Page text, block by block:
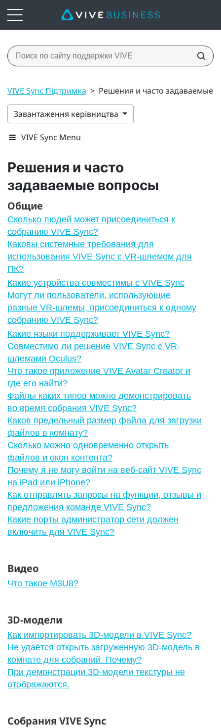
VIVE Sync Підтримка > Решения и часто задаваемые
Завантаження керівництва
VIVE Sync Menu
Решения и часто
задаваемые вопросы
Общие
Сколько людей может присоединиться к
собранию VIVE Sync?
Каковы системные требования для
использования VIVE Sync с VR-шлемом для
ПК?
Какие устройства совместимы с VIVE Sync
Могут ли пользователи, использующие
разные VR-шлемы, присоединиться к одному
собранию VIVE Sync?
Какие языки поддерживает VIVE Sync?
Совместимо ли решение VIVE Sync с VR-
шлемами Oculus?
Что такое приложение VIVE Avatar Creator и
где его найти?
Файлы каких типов можно демонстрировать
во время собрания VIVE Sync?
Каков предельный размер файла для загрузки
файлов в комнату?
Сколько можно одновременно открыть
файлов и окон контента?
Почему я не могу войти на веб-сайт VIVE Sync
на iPad или iPhone?
Как отправлять запросы на функции, отзывы и
предложения команде VIVE Sync?
Какие порты администратор сети должен
включить для VIVE Sync?
Видео
Что такое M3U8?
3D-модели
Как импортировать 3D-модели в VIVE Sync?
Не удаётся открыть загруженную 3D-модель в
комнате для собраний. Почему?
При демонстрации 3D-модели текстуры не
отображаются.
Собрания VIVE Sync